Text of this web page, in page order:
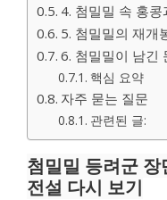
4. 첨밀밀 속 홍
5. 첨밀밀의 재개
6. 첨밀밀이 남긴
핵심 요약
자주 묻는 질문
관련된 글:
첨밀밀 등려군
전설 다시 보기